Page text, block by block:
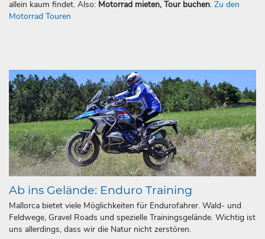
allein kaum findet. Also: Motorrad mieten, Tour buchen. Zu den
Motorrad Touren
Ab ins Gelände: Enduro Training
Mallorca bietet viele Möglichkeiten für Endurofahrer. Wald- und
Feldwege, Gravel Roads und spezielle Trainingsgelände. Wichtig ist
uns allerdings, dass wir die Natur nicht zerstören.